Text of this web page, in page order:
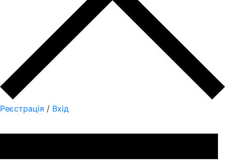
Реєстрація / Вхід